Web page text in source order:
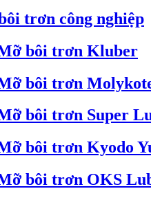
trơn công nghiệp
bôi trơn Kluber
bôi trơn
bôi trơn Super
bôi trơn Kyodo
bôi trơn OKS